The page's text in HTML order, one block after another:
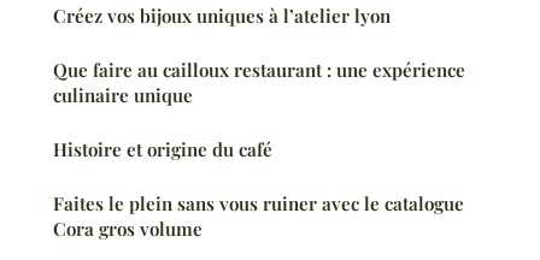
Créez vos bijoux uniques à l’atelier lyon
Que faire au cailloux restaurant : une expérience
culinaire unique
Histoire et origine du café
Faites le plein sans vous ruiner avec le catalogue
Cora gros volume